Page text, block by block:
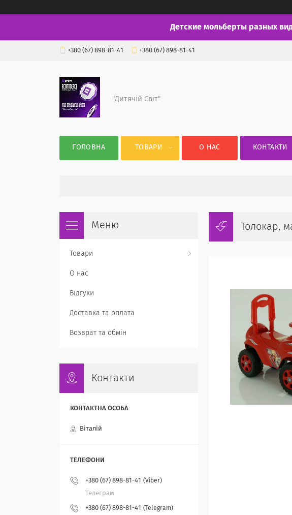
Детские мольберты разных
+380 (67) 898-81-41 +380 (67) 898-81-41
"Дитячій Світ"
ГОЛОВНА ТОВАРИ О НАС КОНТАКТИ
Толокар,
Товари
О нас
Відгуки
Доставка та оплата
Возврат та обмін
Контакти
Віталій
+380 (67) 898-81-41 Viber
Телеграм
+380 (67) 898-81-41 Telegram